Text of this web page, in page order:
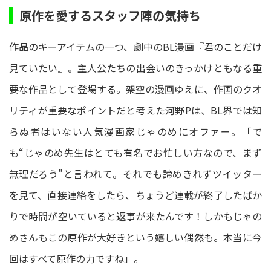
原作を愛するスタッフ陣の気持ち
作品のキーアイテムの一つ、劇中のBL漫画『君のことだけ
⾒ていたい』。主人公たちの出会いのきっかけともなる重
要な作品として登場する。架空の漫画ゆえに、作画のクオ
リティが重要なポイントだと考えた河野Pは、BL界では知
らぬ者はいない⼈気漫画家じゃのめにオファー。「で
も“じゃのめ先生はとても有名でお忙しい方なので、まず
無理だろう”と⾔われて。それでも諦めきれずツイッター
を⾒て、直接連絡をしたら、ちょうど連載が終了したばか
りで時間が空いていると返事が来たんです！しかもじゃの
めさんもこの原作が⼤好きという嬉しい偶然も。本当に今
回はすべて原作の⼒ですね」。